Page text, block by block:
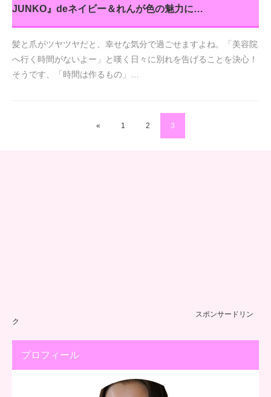
JUNKO』deネイビー＆れんが色の魅力に…
髪と爪がツヤツヤだと、幸せな気分で過ごせますよね。「美容院
へ行く時間がないよー」と嘆く日々に別れを告げることを決心！
そうです、「時間は作るもの」…
« 1 2 3
スポンサードリン
ク
プロフィール